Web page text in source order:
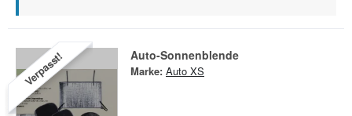
Verpasst! Auto-Sonnenblende
Marke: Auto XS